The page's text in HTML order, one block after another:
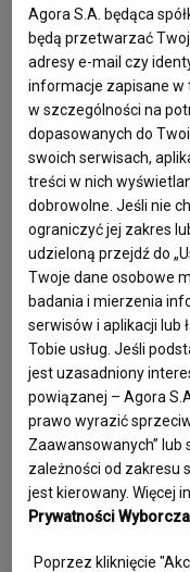
Nasz Ukochany Mąż,
swoje wnuki Dziadek,
Wielkiego Serca...
wszystkich. Byłeś
Wierzyliśmy, że
szpitalnej samotności.
Miałeś jeszcze tyle
Twoje odejście do
niespodziewanie...
krótkim czasie.
Ciężko uwierzyć, że
Twojego uśmiechu
spojrzysz, nie
Dziękujemy za Twoją
Agora S.A. będąca
będą przetwarzać
adresy e-mail czy
informacje zapisane w
w szczególności na
dopasowanych do
swoich serwisach,
treści w nich
dobrowolne. Jeśli nie
ograniczyć jej zakres
udzieloną przejdź do
Twoje dane osobowe
badania i mierzenia
serwisów i aplikacji lub
Tobie usług. Jeśli
jest uzasadniony
powiązanej – Agora
prawo wyrazić
Zaawansowanych”
zależności od zakresu
jest kierowany. Więcej
Prywatności
Poprzez kliknięcie